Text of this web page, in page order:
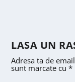
LASA UN
Adresa ta de
sunt marcate cu*